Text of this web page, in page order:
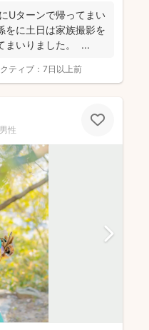
Uターンで帰ってまい
をに土日は家族撮影を
まいりました。 ...
ティブ： 7日以上前
男性